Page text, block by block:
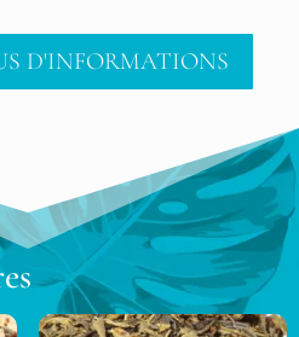
D'INFORMATIONS